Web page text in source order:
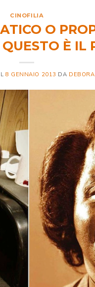
CINOFILIA
O
È IL
8 GENNAIO 2013 DA DEBORA